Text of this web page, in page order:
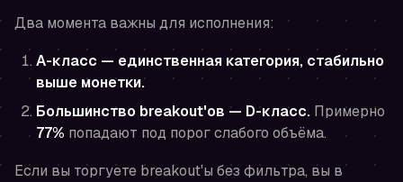
Два момента важны для исполнения:
A-класс — единственная категория, стабильно
выше монетки.
Большинство breakout'ов — D-класс. Примерно
77% попадают под порог слабого объёма.
Если вы торгуете breakout'ы без фильтра, вы в